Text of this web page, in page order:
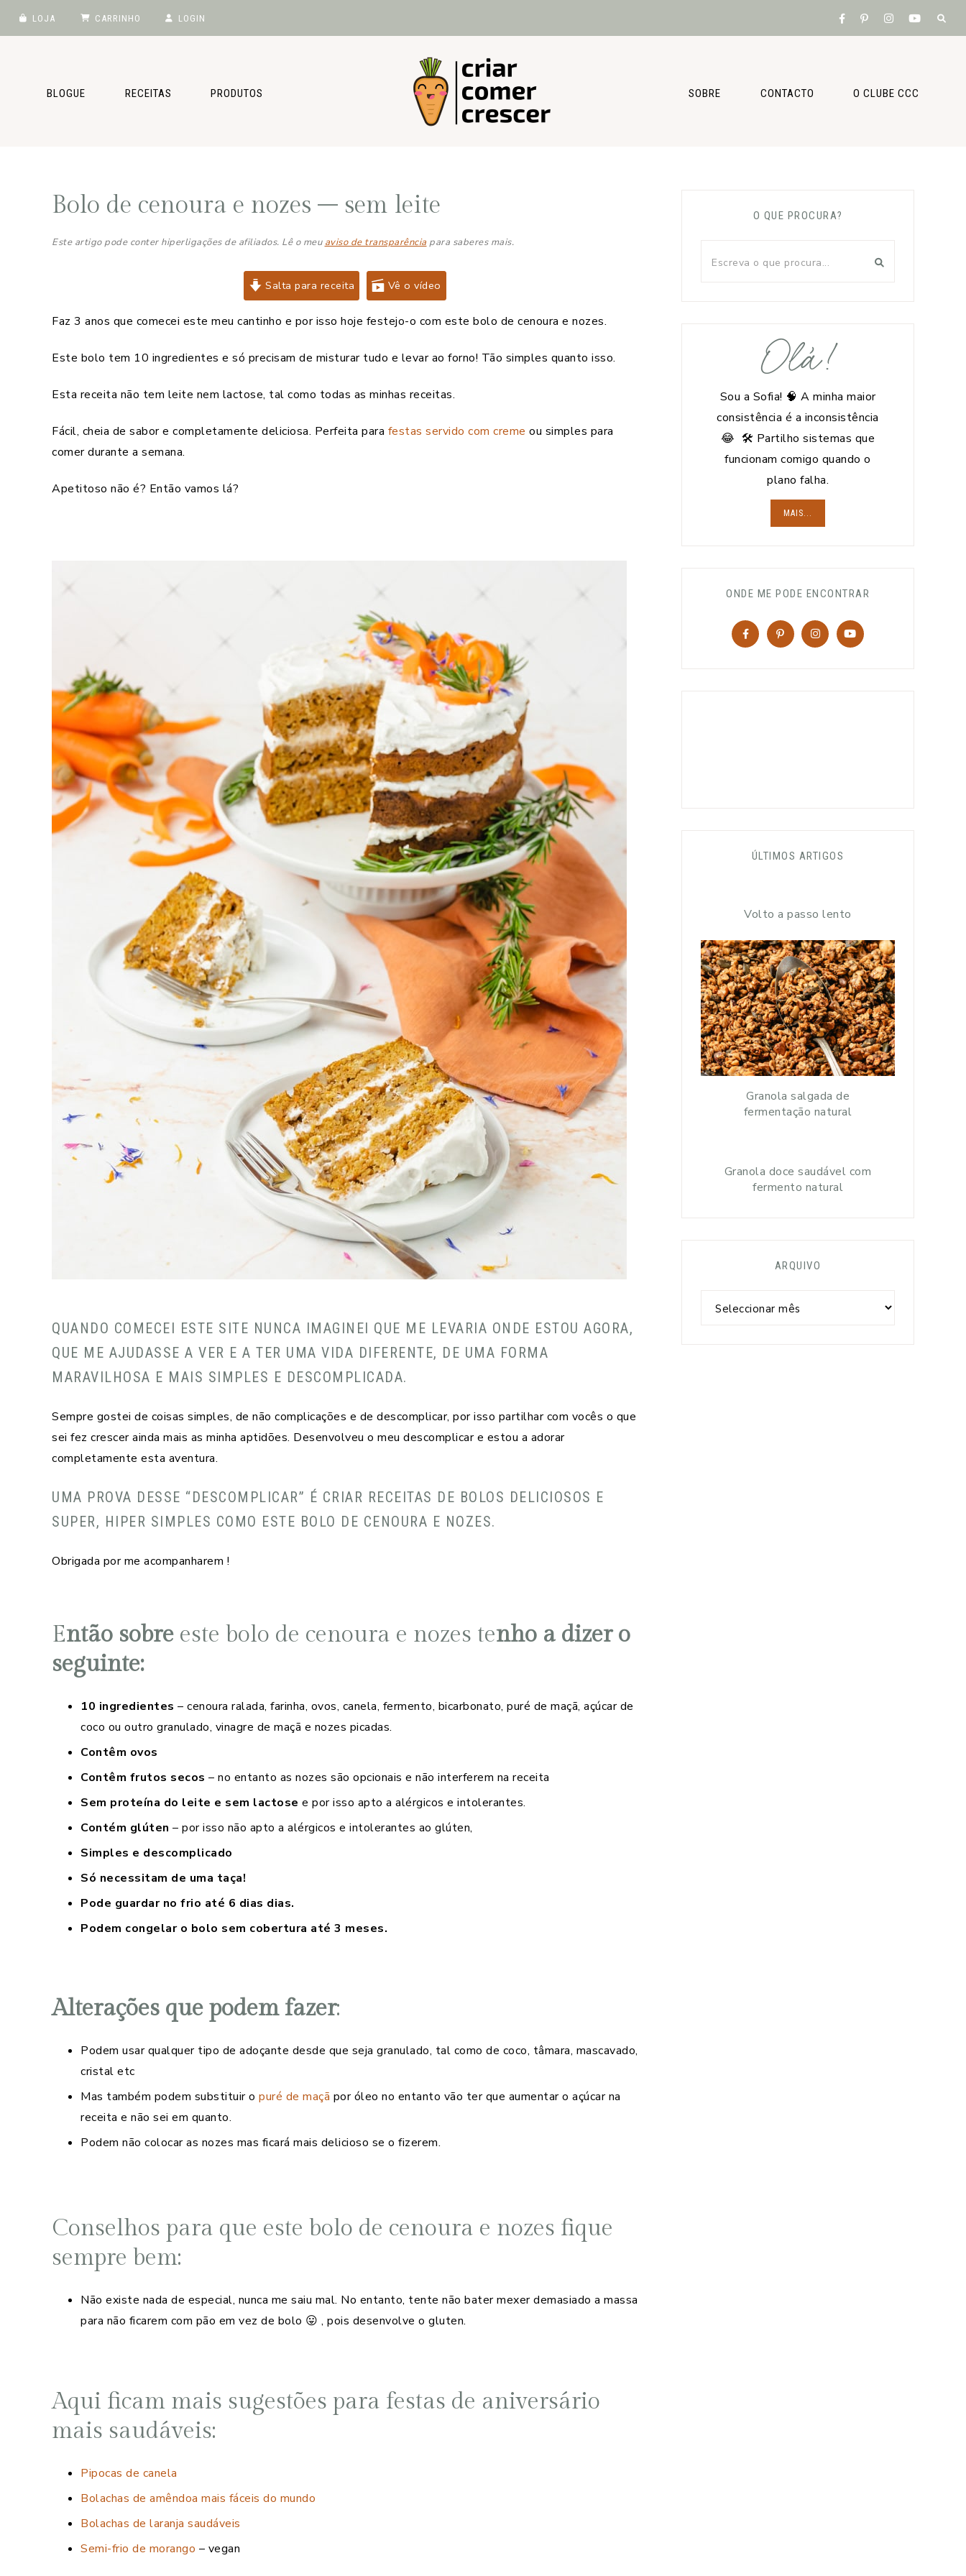
LOJA CARRINHO LOGIN
BLOGUE RECEITAS PRODUTOS SOBRE CONTACTO O CLUBE CCC
Bolo de cenoura e nozes – sem leite
Este artigo pode conter hiperligações de afiliados. Lê o meu aviso de transparência para saberes mais.
Salta para receita Vê o vídeo
Faz 3 anos que comecei este meu cantinho e por isso hoje festejo-o com este bolo de cenoura e nozes.
Este bolo tem 10 ingredientes e só precisam de misturar tudo e levar ao forno! Tão simples quanto isso.
Esta receita não tem leite nem lactose, tal como todas as minhas receitas.
Fácil, cheia de sabor e completamente deliciosa. Perfeita para festas servido com creme ou simples para
comer durante a semana.
Apetitoso não é? Então vamos lá?
QUANDO COMECEI ESTE SITE NUNCA IMAGINEI QUE ME LEVARIA ONDE ESTOU AGORA,
QUE ME AJUDASSE A VER E A TER UMA VIDA DIFERENTE, DE UMA FORMA
MARAVILHOSA E MAIS SIMPLES E DESCOMPLICADA.
Sempre gostei de coisas simples, de não complicações e de descomplicar, por isso partilhar com vocês o que
sei fez crescer ainda mais as minha aptidões. Desenvolveu o meu descomplicar e estou a adorar
completamente esta aventura.
UMA PROVA DESSE “DESCOMPLICAR” É CRIAR RECEITAS DE BOLOS DELICIOSOS E
SUPER, HIPER SIMPLES COMO ESTE BOLO DE CENOURA E NOZES.
Obrigada por me acompanharem !
Então sobre este bolo de cenoura e nozes tenho a dizer o
seguinte:
10 ingredientes – cenoura ralada, farinha, ovos, canela, fermento, bicarbonato, puré de maçã, açúcar de
coco ou outro granulado, vinagre de maçã e nozes picadas.
Contêm ovos
Contêm frutos secos – no entanto as nozes são opcionais e não interferem na receita
Sem proteína do leite e sem lactose e por isso apto a alérgicos e intolerantes.
Contém glúten – por isso não apto a alérgicos e intolerantes ao glúten,
Simples e descomplicado
Só necessitam de uma taça!
Pode guardar no frio até 6 dias dias.
Podem congelar o bolo sem cobertura até 3 meses.
Alterações que podem fazer:
Podem usar qualquer tipo de adoçante desde que seja granulado, tal como de coco, tâmara, mascavado,
cristal etc
Mas também podem substituir o puré de maçã por óleo no entanto vão ter que aumentar o açúcar na
receita e não sei em quanto.
Podem não colocar as nozes mas ficará mais delicioso se o fizerem.
Conselhos para que este bolo de cenoura e nozes fique
sempre bem:
Não existe nada de especial, nunca me saiu mal. No entanto, tente não bater mexer demasiado a massa
para não ficarem com pão em vez de bolo 😛 , pois desenvolve o gluten.
Aqui ficam mais sugestões para festas de aniversário
mais saudáveis:
Pipocas de canela
Bolachas de amêndoa mais fáceis do mundo
Bolachas de laranja saudáveis
Semi-frio de morango – vegan
O QUE PROCURA?
Olá!
Sou a Sofia! 🧠 A minha maior
consistência é a inconsistência
😂 🛠️ Partilho sistemas que
funcionam comigo quando o
plano falha.
MAIS...
ONDE ME PODE ENCONTRAR
ÚLTIMOS ARTIGOS
Volto a passo lento
Granola salgada de
fermentação natural
Granola doce saudável com
fermento natural
ARQUIVO